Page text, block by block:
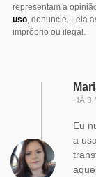
representam a
uso, denuncie. Leia
impróprio ou ilegal.
HÁ 3
Eu
a